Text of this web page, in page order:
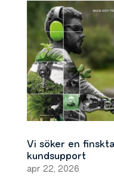
Vi söker en
kundsupport
apr 22, 2026